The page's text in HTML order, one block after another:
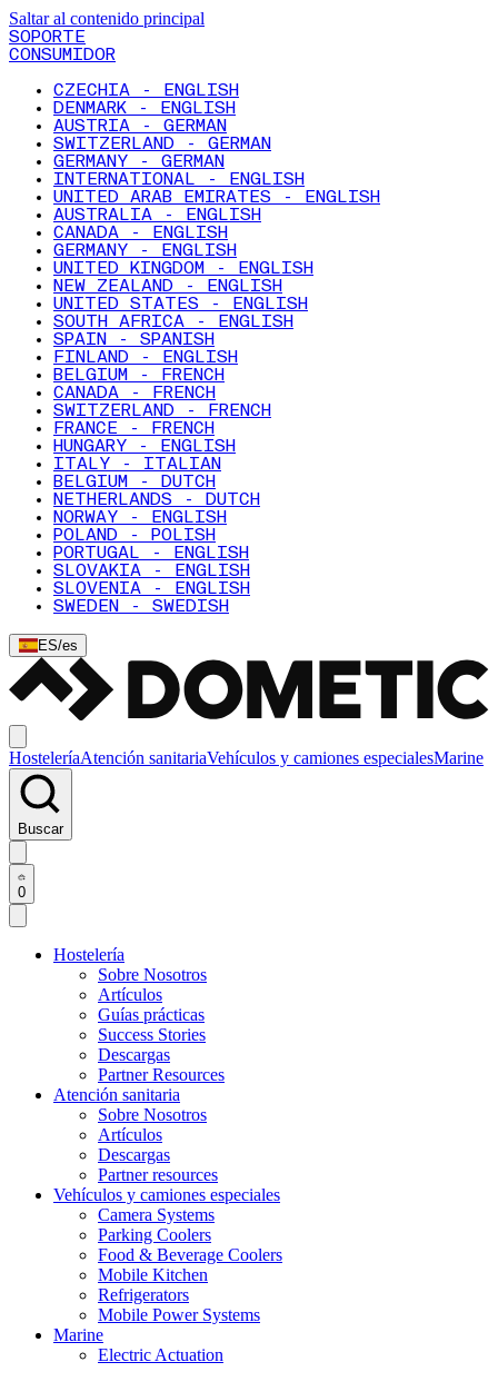
Saltar al contenido principal
SOPORTE
CONSUMIDOR
CZECHIA - ENGLISH
DENMARK - ENGLISH
AUSTRIA - GERMAN
SWITZERLAND - GERMAN
GERMANY - GERMAN
INTERNATIONAL - ENGLISH
UNITED ARAB EMIRATES - ENGLISH
AUSTRALIA - ENGLISH
CANADA - ENGLISH
GERMANY - ENGLISH
UNITED KINGDOM - ENGLISH
NEW ZEALAND - ENGLISH
UNITED STATES - ENGLISH
SOUTH AFRICA - ENGLISH
SPAIN - SPANISH
FINLAND - ENGLISH
BELGIUM - FRENCH
CANADA - FRENCH
SWITZERLAND - FRENCH
FRANCE - FRENCH
HUNGARY - ENGLISH
ITALY - ITALIAN
BELGIUM - DUTCH
NETHERLANDS - DUTCH
NORWAY - ENGLISH
POLAND - POLISH
PORTUGAL - ENGLISH
SLOVAKIA - ENGLISH
SLOVENIA - ENGLISH
SWEDEN - SWEDISH
ES/es
HosteleríaAtención sanitariaVehículos y camiones especialesMarine
Buscar
0
Hostelería
Sobre Nosotros
Artículos
Guías prácticas
Success Stories
Descargas
Partner Resources
Atención sanitaria
Sobre Nosotros
Artículos
Descargas
Partner resources
Vehículos y camiones especiales
Camera Systems
Parking Coolers
Food & Beverage Coolers
Mobile Kitchen
Refrigerators
Mobile Power Systems
Marine
Electric Actuation